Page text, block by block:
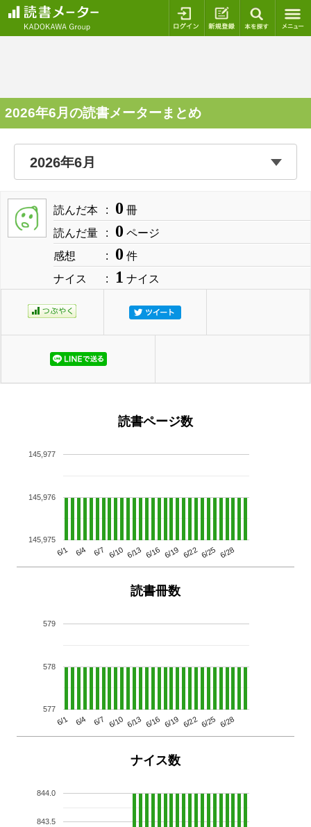
ログイン 新規登録
2026年6月の読書メーターまとめ
読んだ本 0 冊
読んだ量
0 ページ
感想
0 件
ナイス
1 ナイス
読書ページ数
6/1 6/4 6/7 6/10 6/13 6/16 6/19 6/22 6/25 6/28
145,975
145,976
145,977
読書冊数
6/1 6/4 6/7 6/10 6/13 6/16 6/19 6/22 6/25 6/28
577
578
579
ナイス数
843.5
844.0